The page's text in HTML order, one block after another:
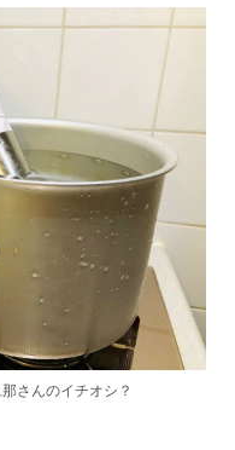
さんのイチオシ？